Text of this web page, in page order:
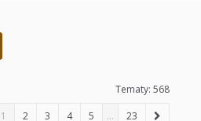
Tematy: 568
1 2 3 4 5 … 23